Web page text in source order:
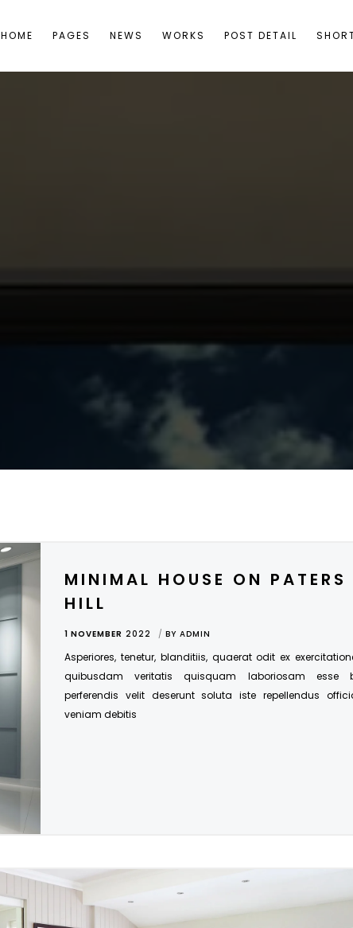
HOME PAGES NEWS WORKS POST DETAIL
MINIMAL HOUSE ON PATERS
HILL
1 NOVEMBER 2022 BY ADMIN
Asperiores, tenetur, blanditiis, quaerat odit ex
quibusdam veritatis quisquam laboriosam esse
perferendis velit deserunt soluta iste repellendus
veniam debitis